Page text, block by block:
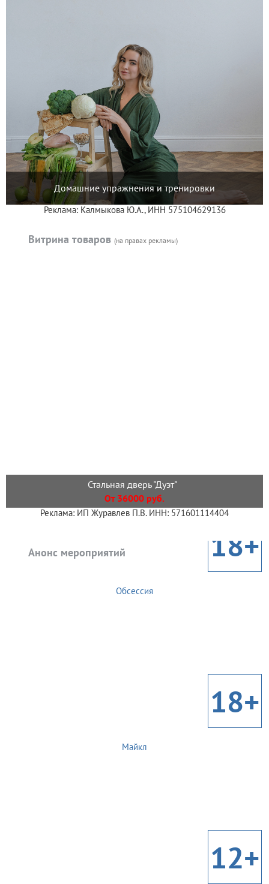
Домашние упражнения и тренировки
Реклама: Калмыкова Ю.А., ИНН 575104629136
Витрина товаров (на правах рекламы)
Стальная дверь "Дуэт"
От 36000 руб.
Реклама: ИП Журавлев П.В. ИНН: 571601114404
Анонс мероприятий 18+
Обсессия
18+
Майкл
12+